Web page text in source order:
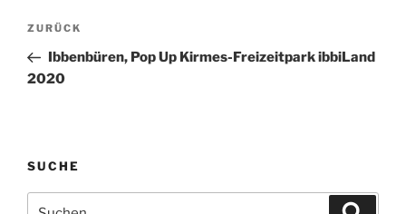
Beitragsnavigation
Vorheriger
Beitrag
ZURÜCK
Ibbenbüren, Pop Up Kirmes-Freizeitpark ibbiLand
2020
SUCHE